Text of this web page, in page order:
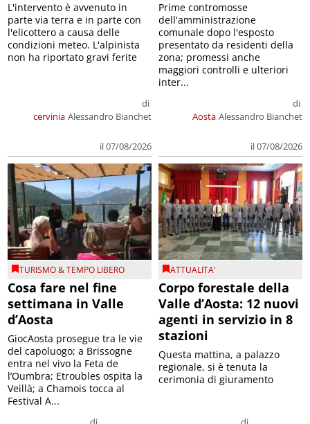
cervinia
di
Alessandro Bianchet
il 07/08/2026
L'intervento è avvenuto in
parte via terra e in parte con
l'elicottero a causa delle
condizioni meteo. L'alpinista
non ha riportato gravi ferite
Aosta
di
Alessandro Bianchet
il 07/08/2026
Prime contromosse
dell'amministrazione
comunale dopo l'esposto
presentato da residenti della
zona; promessi anche
maggiori controlli e ulteriori
inter...
TURISMO & TEMPO LIBERO
Cosa fare nel fine
settimana in Valle
d’Aosta
GiocAosta prosegue tra le vie
del capoluogo; a Brissogne
entra nel vivo la Feta de
l’Oumbra; Etroubles ospita la
Veillà; a Chamois tocca al
Festival A...
ATTUALITA'
Corpo forestale della
Valle d’Aosta: 12 nuovi
agenti in servizio in 8
stazioni
Questa mattina, a palazzo
regionale, si è tenuta la
cerimonia di giuramento